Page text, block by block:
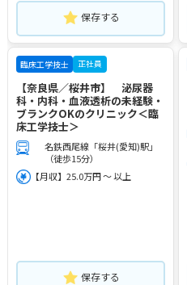
保存する
臨床工学技士 正社員
【奈良県／桜井市】 泌尿器
科・内科・血液透析の未経験・
ブランクOKのクリニック＜臨
床工学技士＞
名鉄西尾線「桜井(愛知)駅」
（徒歩15分）
【月収】25.0万円 ～ 以上
保存する